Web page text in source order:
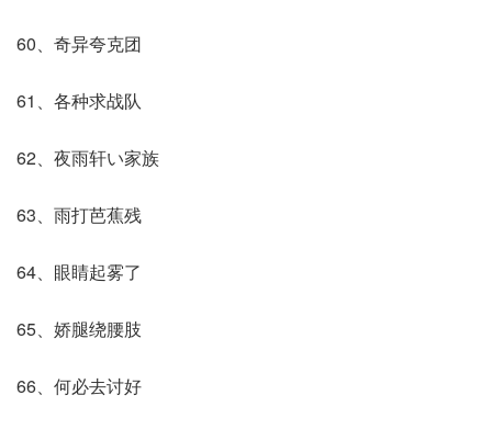
60、奇异夸克团
61、各种求战队
62、夜雨轩い家族
63、雨打芭蕉残
64、眼睛起雾了
65、娇腿绕腰肢
66、何必去讨好